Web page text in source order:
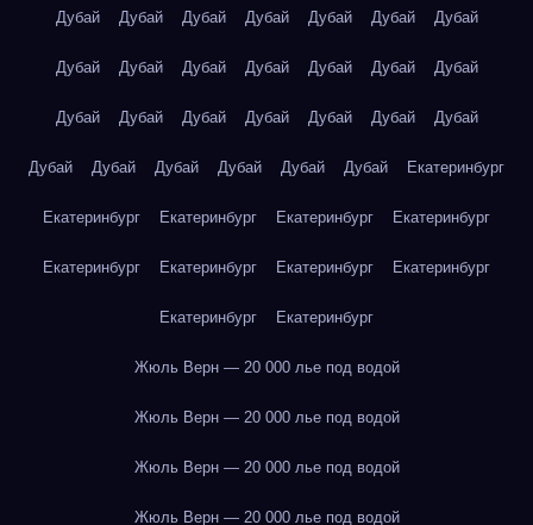
Дубай Дубай Дубай Дубай Дубай Дубай Дубай
Дубай Дубай Дубай Дубай Дубай Дубай Дубай
Дубай Дубай Дубай Дубай Дубай Дубай Дубай
Дубай Дубай Дубай Дубай Дубай Дубай Екатеринбург
Екатеринбург Екатеринбург Екатеринбург Екатеринбург
Екатеринбург Екатеринбург Екатеринбург Екатеринбург
Екатеринбург Екатеринбург
Жюль Верн — 20 000 лье под водой
Жюль Верн — 20 000 лье под водой
Жюль Верн — 20 000 лье под водой
Жюль Верн — 20 000 лье под водой